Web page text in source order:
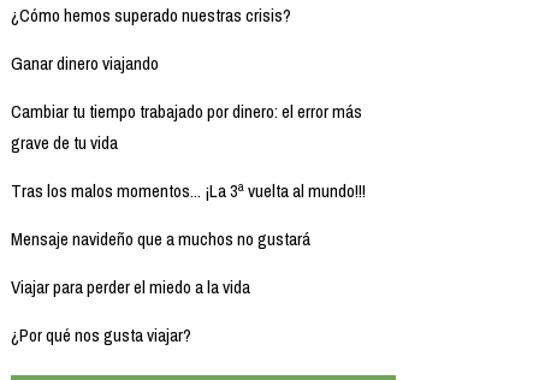
¿Cómo hemos superado nuestras crisis?
Ganar dinero viajando
Cambiar tu tiempo trabajado por dinero: el error más
grave de tu vida
Tras los malos momentos... ¡La 3ª vuelta al mundo!!!
Mensaje navideño que a muchos no gustará
Viajar para perder el miedo a la vida
¿Por qué nos gusta viajar?